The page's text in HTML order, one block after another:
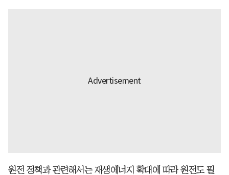
원전 정책과 관련해서는 재생에너지 확대에 따라 원전도 필